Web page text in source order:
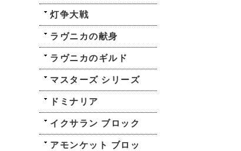
灯争大戦
ラヴニカの献身
ラヴニカのギルド
マスターズ シリーズ
ドミナリア
イクサラン ブロック
アモンケット ブロッ